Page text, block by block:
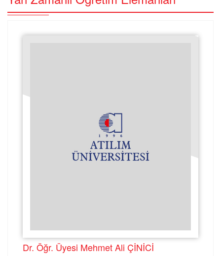
Dr. Öğr. Üyesi Mehmet Ali ÇİNİCİ